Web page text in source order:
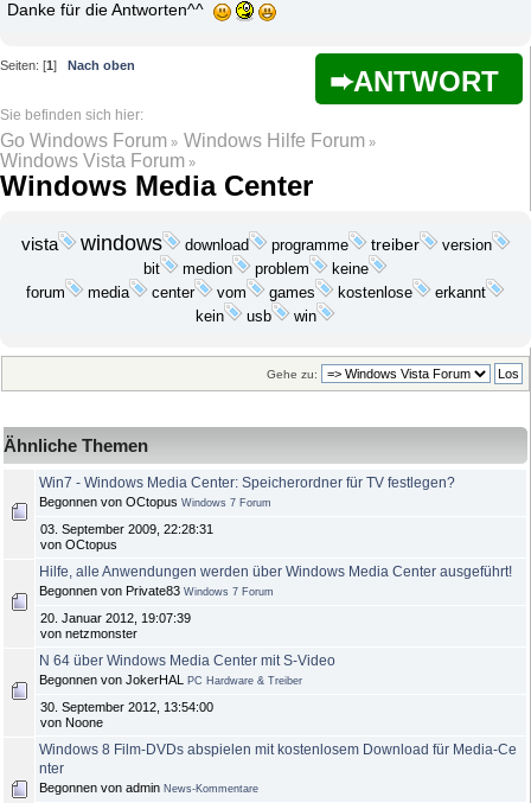
Danke für die Antworten^^
ANTWORT
Seiten: [1] Nach oben
Go Windows Forum » Windows Hilfe Forum »
Windows Vista Forum »
Windows Media Center
vista windows download programme treiber version
bit medion problem keine
forum media center vom games kostenlose
erkannt
kein
usb win
Gehe zu:
Ähnliche Themen
Win7 - Windows Media Center: Speicherordner für TV festlegen?
Begonnen von OCtopus Windows 7 Forum
03. September 2009, 22:28:31
von OCtopus
Hilfe, alle Anwendungen werden über Windows Media Center ausgeführt!
Begonnen von Private83 Windows 7 Forum
20. Januar 2012, 19:07:39
von netzmonster
N 64 über Windows Media Center mit S-Video
Begonnen von JokerHAL PC Hardware & Treiber
30. September 2012, 13:54:00
von Noone
Windows 8 Film-DVDs abspielen mit kostenlosem Download für Media-Ce
nter
Begonnen von admin News-Kommentare